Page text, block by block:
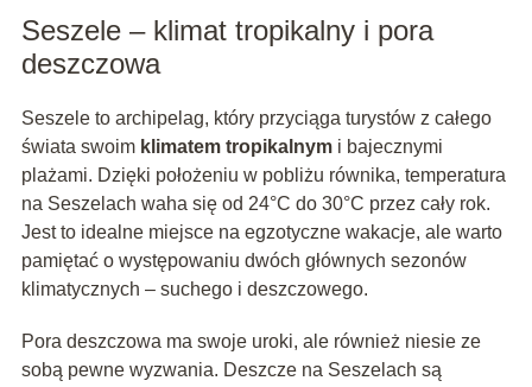
Seszele – klimat tropikalny i pora
deszczowa
Seszele to archipelag, który przyciąga turystów z całego
świata swoim klimatem tropikalnymi bajecznymi
plażami. Dzięki położeniu w pobliżu równika, temperatura
na Seszelach waha się od 24°C do 30°C przez cały rok.
Jest to idealne miejsce na egzotyczne wakacje, ale warto
pamiętać o występowaniu dwóch głównych sezonów
klimatycznych – suchego i deszczowego.
Pora deszczowa ma swoje uroki, ale również niesie ze
sobą pewne wyzwania. Deszcze na Seszelach są